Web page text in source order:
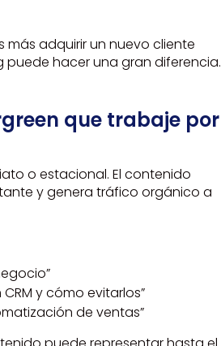
más adquirir un nuevo cliente
puede hacer una gran diferencia.
que trabaje por
o estacional. El contenido
y genera tráfico orgánico a
y cómo evitarlos”
de ventas”